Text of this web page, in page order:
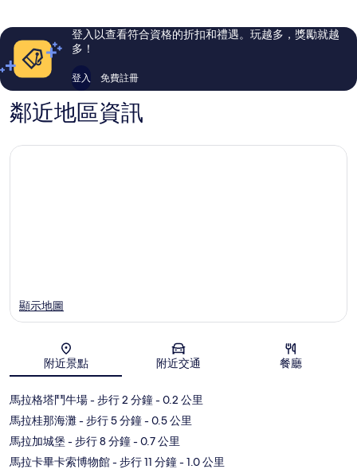
加
中
區
評
論
中
心
評
論
登入以查看符合資格的折扣和禮遇。玩越多，獎勵就越
多！
登入 免費註冊
鄰近地區資訊
地圖
顯示地圖
附近景點 附近交通 餐廳
馬拉格塔鬥牛場- 步行 2 分鐘- 0.2 公里
馬拉桂那海灘- 步行 5 分鐘- 0.5 公里
馬拉加城堡 - 步行 8 分鐘- 0.7 公里
馬拉卡畢卡索博物館- 步行 11 分鐘- 1.0 公里